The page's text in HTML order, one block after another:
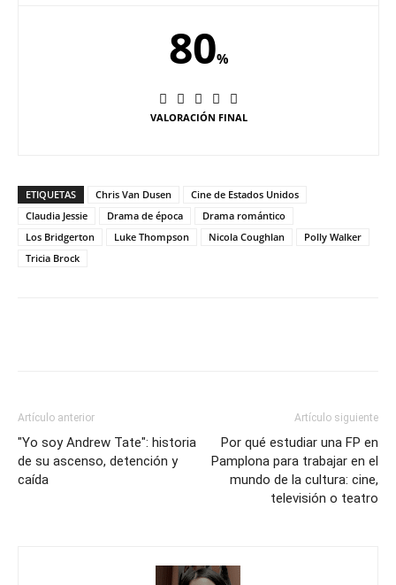
80%
VALORACIÓN FINAL
ETIQUETAS Chris Van Dusen
Cine de Estados Unidos
Claudia Jessie
Drama de época
Drama romántico
Los Bridgerton
Luke Thompson Nicola Coughlan
Polly Walker
Tricia Brock
Artículo anterior
"Yo soy Andrew Tate": historia
de su ascenso, detención y
caída
Artículo siguiente
Por qué estudiar una FP en
Pamplona para trabajar en el
mundo de la cultura: cine,
televisión o teatro